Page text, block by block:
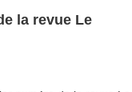
la revue Le